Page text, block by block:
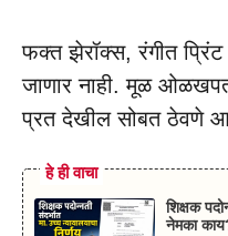
फक्त झेरॉक्स, रंगीत प्रिंट
जाणार नाही. मूळ
प्रत देखील सोबत ठेवणे
हे ही वाचा
शिक्षक
नेमका